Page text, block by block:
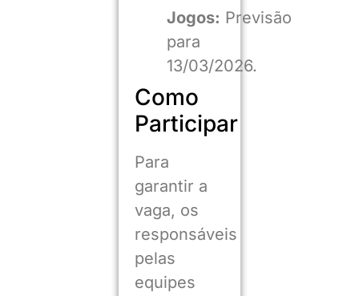
Jogos: Previsão
para
13/03/2026.
Como
Participar
Para
garantir a
vaga, os
responsáveis
pelas
equipes